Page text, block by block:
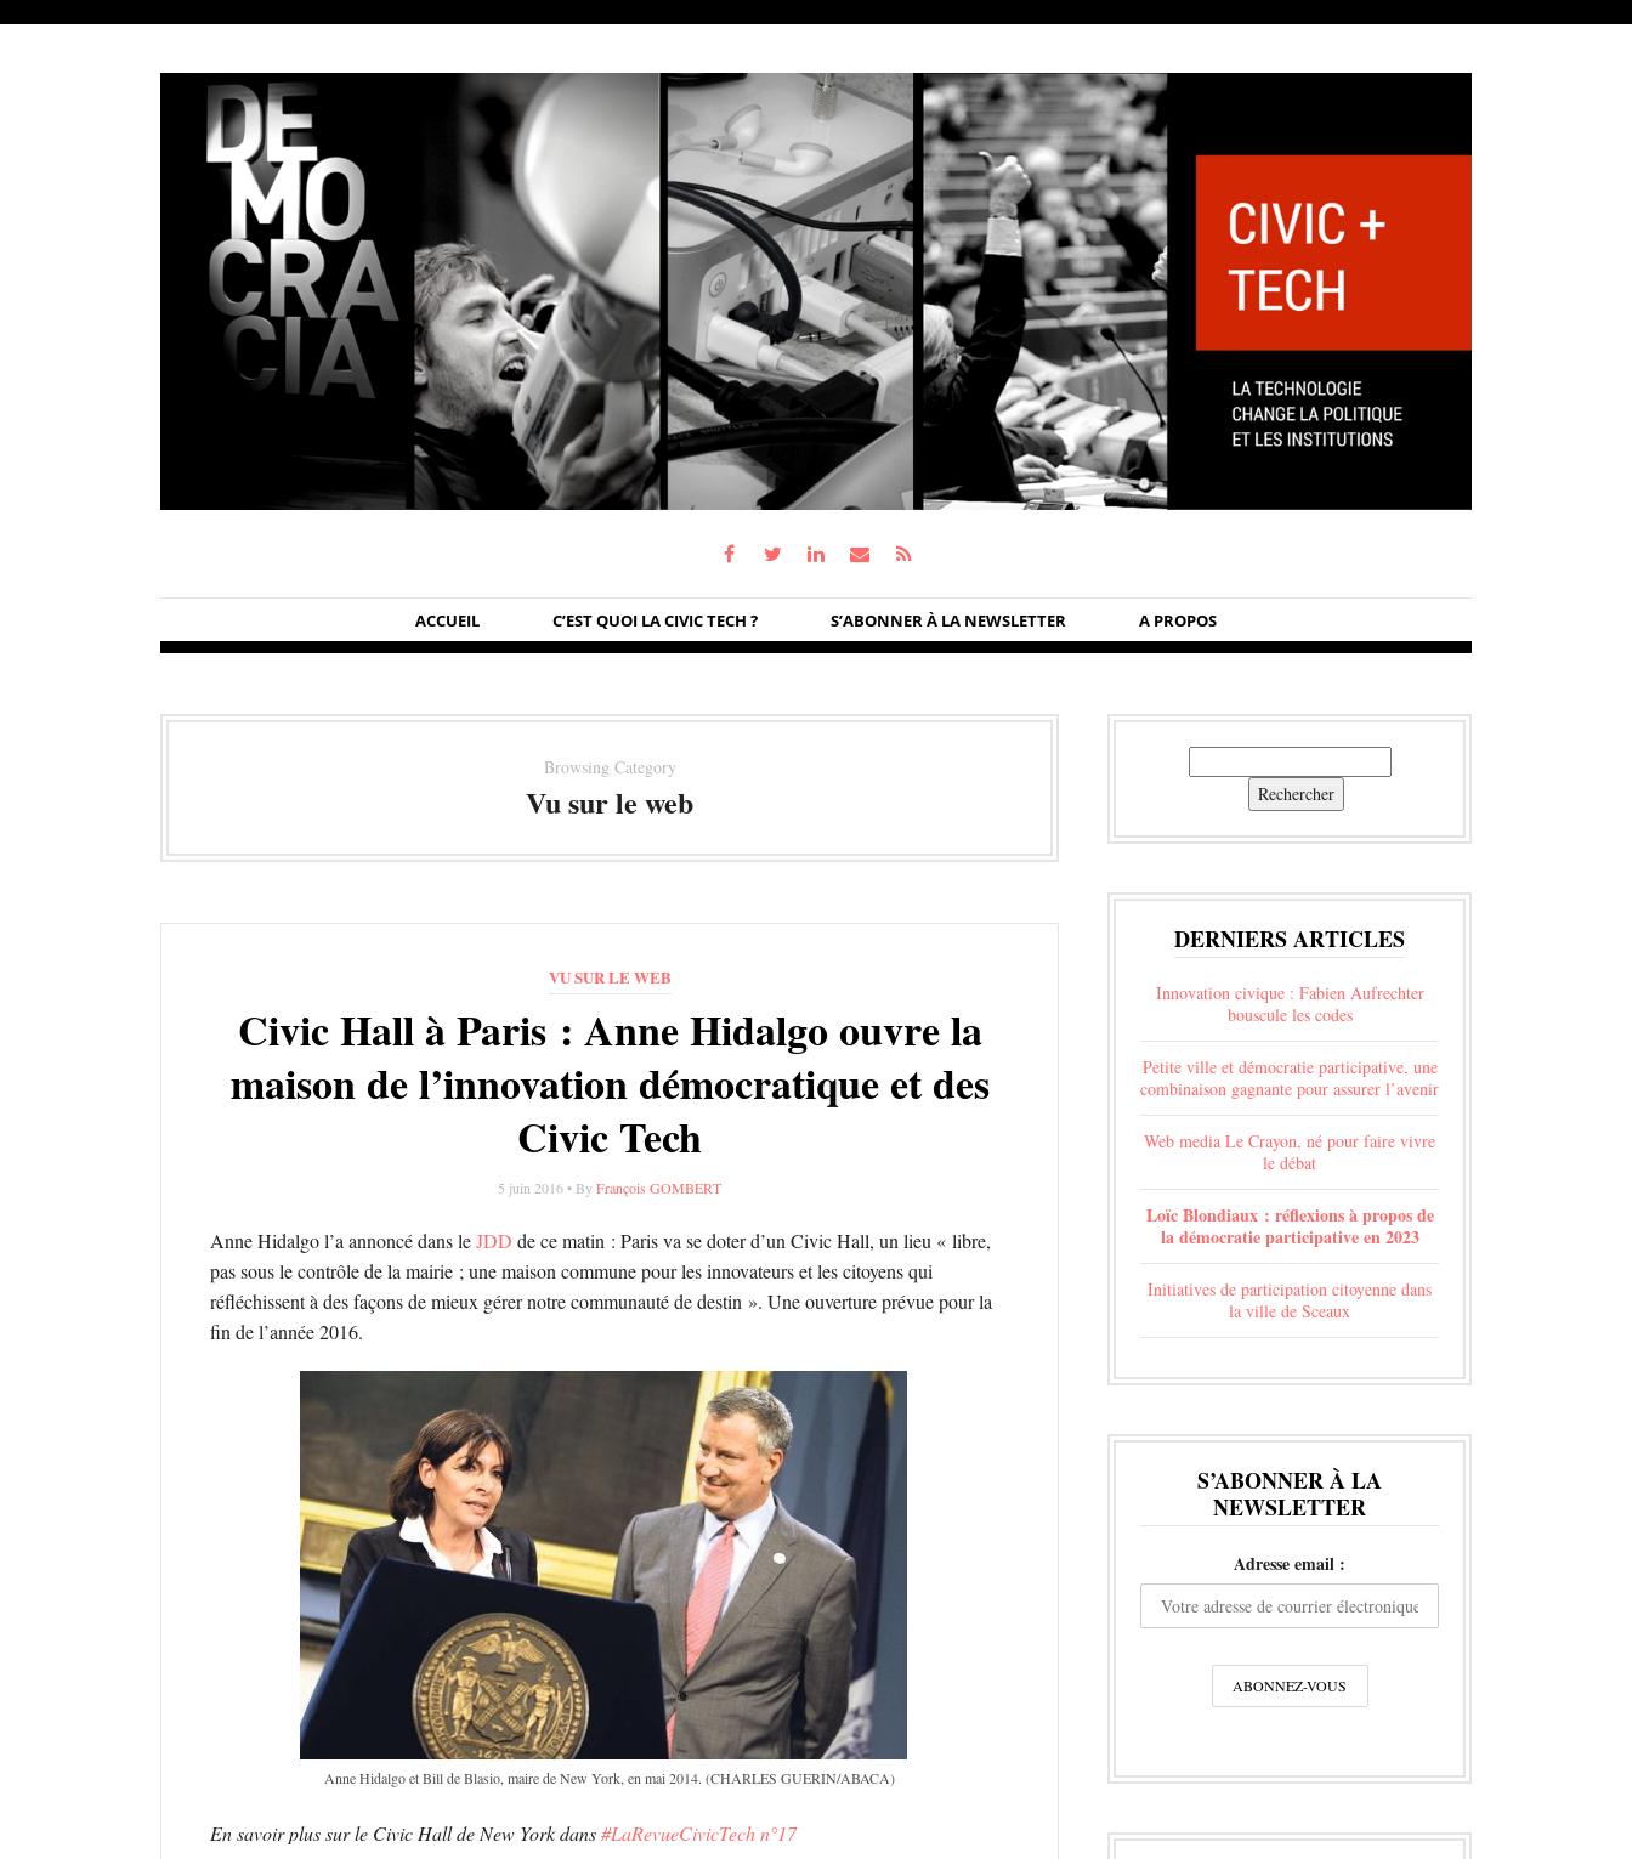
ACCUEIL C’EST QUOI LA CIVIC TECH ? S’ABONNER À LA NEWSLETTER A PROPOS
Browsing Category
Vu sur le web
VU SUR LE WEB
Civic Hall à Paris : Anne Hidalgo ouvre la
maison de l’innovation démocratique et des
Civic Tech
5 juin 2016 • By François GOMBERT
Anne Hidalgo l’a annoncé dans leJDD de ce matin : Paris va se doter d’un Civic Hall, un lieu « libre,
pas sous le contrôle de la mairie ; une maison commune pour les innovateurs et les citoyens qui
réfléchissent à des façons de mieux gérer notre communauté de destin ». Une ouverture prévue pour la
fin de l’année 2016.
Anne Hidalgo et Bill de Blasio, maire de New York, en mai 2014. (CHARLES GUERIN/ABACA)
En savoir plus sur le Civic Hall de New York dans#LaRevueCivicTech n°17
Rechercher
DERNIERS ARTICLES
Innovation civique : Fabien Aufrechter
bouscule les codes
Petite ville et démocratie participative, une
combinaison gagnante pour assurer l’avenir
Web media Le Crayon, né pour faire vivre
le débat
Loïc Blondiaux : réflexions à propos de
la démocratie participative en 2023
Initiatives de participation citoyenne dans
la ville de Sceaux
S’ABONNER À LA
NEWSLETTER
Adresse email :